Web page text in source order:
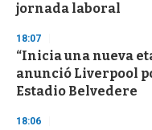
jornada laboral
18:07
“Inicia una nueva
anunció Liverpool
Estadio Belvedere
18:06